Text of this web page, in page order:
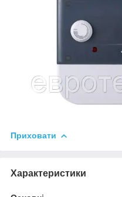
Приховати
Характеристики